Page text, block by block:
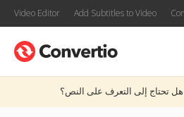
Video Editor Add Subtitles to Video
هل تحتاج إلى التعرف على النص؟